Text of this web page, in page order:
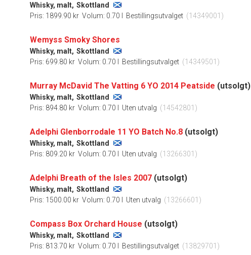
Whisky, malt, Skottland
Pris: 1899.90 kr Volum: 0.70 l Bestillingsutvalget (14349001)
Wemyss Smoky Shores
Whisky, malt, Skottland
Pris: 699.80 kr Volum: 0.70 l Bestillingsutvalget (14349501)
Murray McDavid The Vatting 6 YO 2014 Peatside (utsolgt)
Whisky, malt, Skottland
Pris: 894.80 kr Volum: 0.70 l Uten utvalg (14542801)
Adelphi Glenborrodale 11 YO Batch No.8 (utsolgt)
Whisky, malt, Skottland
Pris: 809.20 kr Volum: 0.70 l Uten utvalg (13266301)
Adelphi Breath of the Isles 2007 (utsolgt)
Whisky, malt, Skottland
Pris: 1500.00 kr Volum: 0.70 l Uten utvalg (13266601)
Compass Box Orchard House (utsolgt)
Whisky, malt, Skottland
Pris: 813.70 kr Volum: 0.70 l Bestillingsutvalget (13829701)